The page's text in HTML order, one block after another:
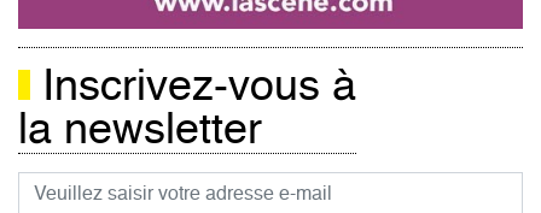
Inscrivez-vous à
la newsletter
Courriel